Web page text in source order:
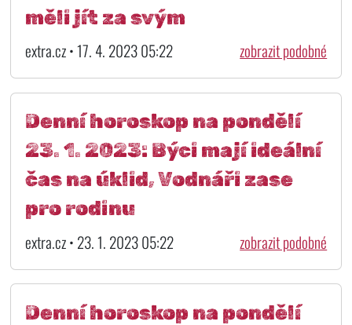
měli jít za svým
extra.cz • 17. 4. 2023 05:22 zobrazit podobné
Denní horoskop na pondělí
23. 1. 2023: Býci mají ideální
čas na úklid, Vodnáři zase
pro rodinu
extra.cz • 23. 1. 2023 05:22 zobrazit podobné
Denní horoskop na pondělí